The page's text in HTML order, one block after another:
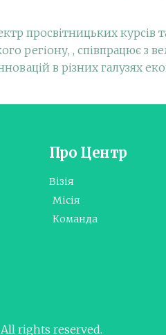
просвітницьких курсів
регіону, , співпрацює з
в різних галузях
Про Центр
Візія
Місія
Команда
rights reserved.